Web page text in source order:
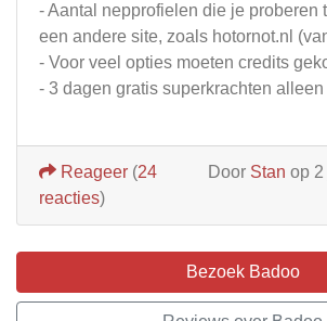
- Aantal nepprofielen die je proberen
een andere site, zoals hotornot.nl
- Voor veel opties moeten credits
- 3 dagen gratis superkrachten
Door Stan op
Reageer (24
reacties)
Bezoek Badoo